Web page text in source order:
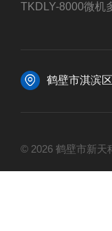
鹤壁市淇滨
© 2026 鹤壁市新